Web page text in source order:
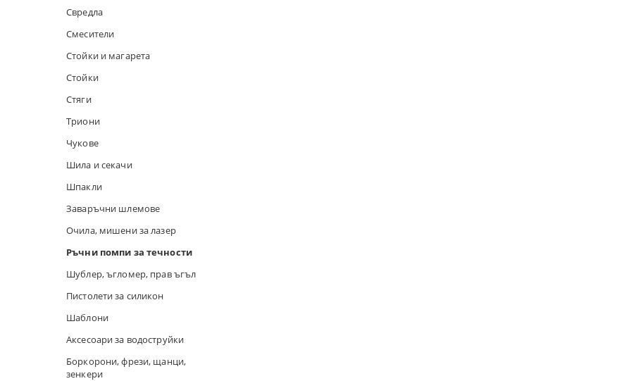
Свредла
Смесители
Стойки и магарета
Стойки
Стяги
Триони
Чукове
Шила и секачи
Шпакли
Заваръчни шлемове
Очила, мишени за лазер
Ръчни помпи за течности
Шублер, ъгломер, прав ъгъл
Пистолети за силикон
Шаблони
Аксесоари за водоструйки
Боркорони, фрези, щанци,
зенкери